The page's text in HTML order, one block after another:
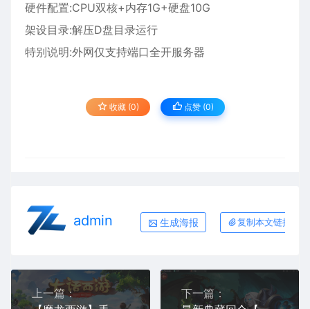
硬件配置:CPU双核+内存1G+硬盘10G
架设目录:解压D盘目录运行
特别说明:外网仅支持端口全开服务器
收藏 (0) 点赞 (0)
admin 生成海报 复制本文链接
上一篇：
下一篇：